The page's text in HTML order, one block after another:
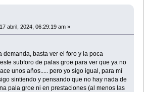
17 abril, 2024, 06:29:19 am »
demanda, basta ver el foro y la poca
subforo de palas groe para ver que ya no
unos años..... pero yo sigo igual, para mí
sintiendo y pensando que no hay nada de
pala groe ni en prestaciones (al menos las